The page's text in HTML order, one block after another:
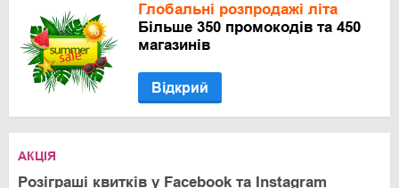
Глобальні розпродажі літа
Більше 350 промокодів та 450
магазинів
Відкрий
АКЦІЯ
Розіграші квитків у Facebook та Instagram